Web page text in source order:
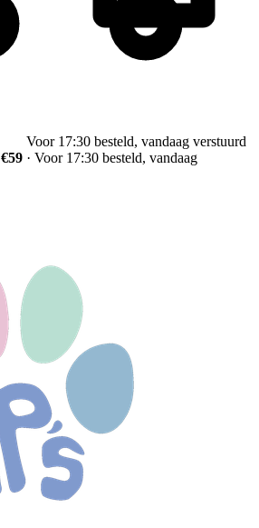
Voor 17:30 besteld, vandaag verstuurd
€59 · Voor 17:30 besteld, vandaag